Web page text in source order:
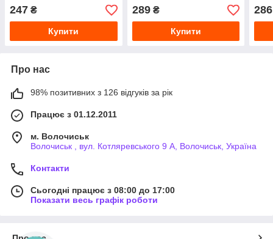
247 ₴
Купити
289₴
Купити
286
Про нас
98% позитивних з 126 відгуків за рік
Працює з 01.12.2011
м. Волочиськ
Волочиськ , вул. Котляревського 9 А, Волочиськ, Україна
Контакти
Сьогодні працює з 08:00 до 17:00
Показати весь графік роботи